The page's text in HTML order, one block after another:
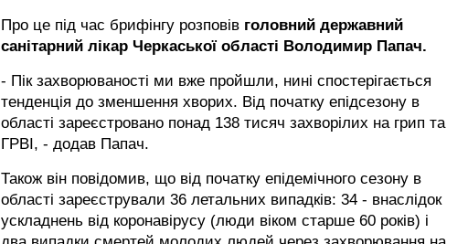
Про це під час брифінгу розповів головний державний
санітарний лікар Черкаської області Володимир Папач.
- Пік захворюваності ми вже пройшли, нині спостерігається
тенденція до зменшення хворих. Від початку епідсезону в
області зареєстровано понад 138 тисяч захворілих на грип та
ГРВІ, - додав Папач.
Також він повідомив, що від початку епідемічного сезону в
області зареєстрували 36 летальних випадків: 34 - внаслідок
ускладнень від коронавірусу (люди віком старше 60 років) і